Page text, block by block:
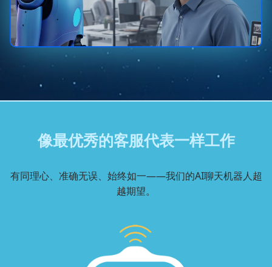
像最优秀的客服代表一样工作
有同理心、准确无误、始终如一——我们的AI聊天机器人超
越期望。